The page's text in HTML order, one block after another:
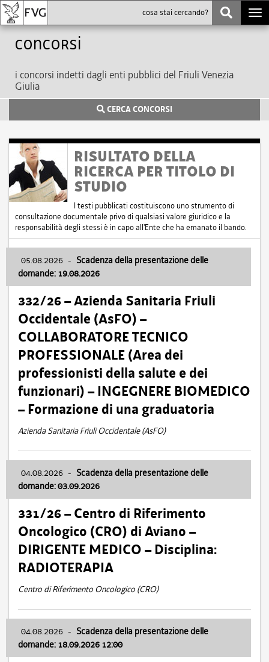
Concorsi
i concorsi indetti dagli enti pubblici del Friuli Venezia
Giulia
CERCA CONCORSI
RISULTATO DELLA
RICERCA PER TITOLO DI
STUDIO
I testi pubblicati costituiscono uno strumento di
consultazione documentale privo di qualsiasi valore giuridico e la
responsabilità degli stessi è in capo all'Ente che ha emanato il bando.
05.08.2026 - Scadenza della presentazione delle
domande: 19.08.2026
332/26 – Azienda Sanitaria Friuli
Occidentale (AsFO) –
COLLABORATORE TECNICO
PROFESSIONALE (Area dei
professionisti della salute e dei
funzionari) – INGEGNERE BIOMEDICO
– Formazione di una graduatoria
Azienda Sanitaria Friuli Occidentale (AsFO)
04.08.2026 - Scadenza della presentazione delle
domande: 03.09.2026
331/26 – Centro di Riferimento
Oncologico (CRO) di Aviano –
DIRIGENTE MEDICO – Disciplina:
RADIOTERAPIA
Centro di Riferimento Oncologico (CRO)
04.08.2026 - Scadenza della presentazione delle
domande: 18.09.2026 12:00